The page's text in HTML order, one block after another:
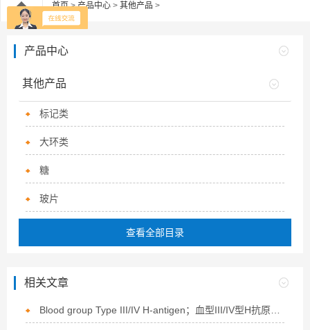
首页>产品中心 > 其他产品 >
产品中心
其他产品
标记类
大环类
糖
玻片
查看全部目录
相关文章